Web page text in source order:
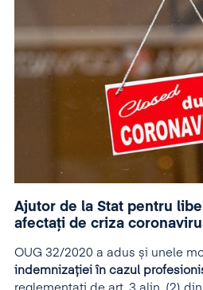
Ajutor de la Stat pentru
afectați de criza
OUG 32/2020 a adus și unele
indemnizației în cazul